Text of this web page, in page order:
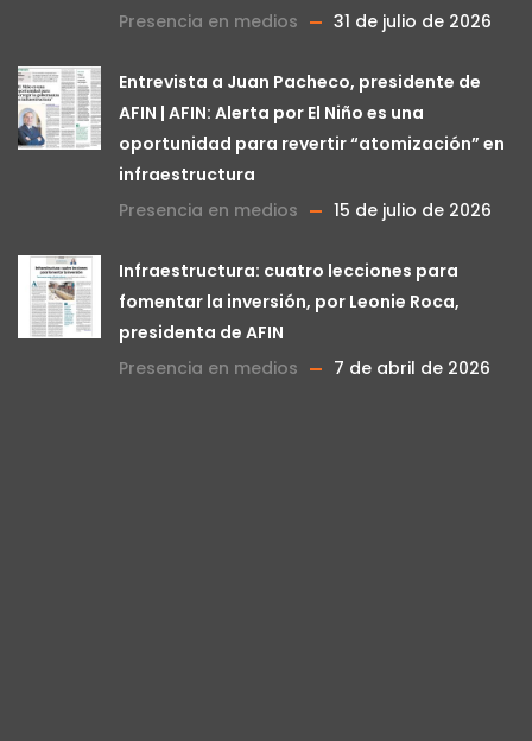
Presencia en medios
31 de julio de 2026
Entrevista a Juan Pacheco, presidente de
AFIN | AFIN: Alerta por El Niño es una
oportunidad para revertir “atomización” en
infraestructura
Presencia en medios
15 de julio de 2026
Infraestructura: cuatro lecciones para
fomentar la inversión, por Leonie Roca,
presidenta de AFIN
Presencia en medios
7 de abril de 2026